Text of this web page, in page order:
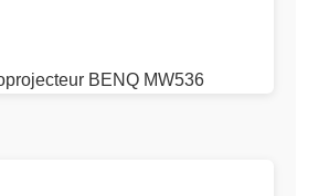
BENQ MW536